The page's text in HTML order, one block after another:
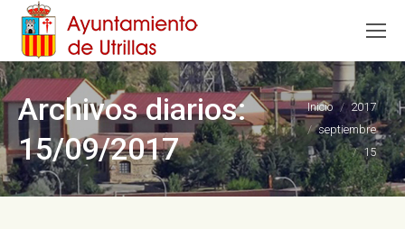
Archivos diarios:
15/09/2017
Estás aquí:
Inicio
2017
septiembre
15